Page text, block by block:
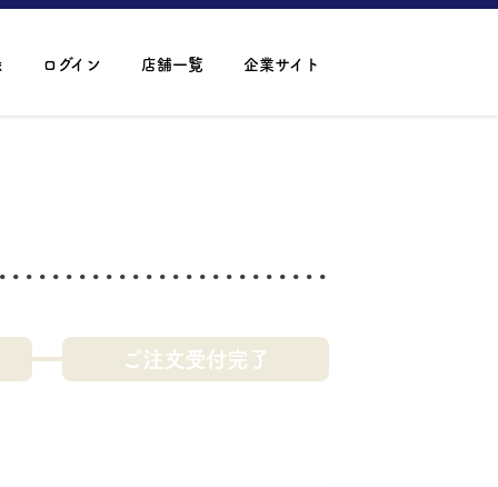
ログイン 店舗一覧 企業サイト
ご注文受付完了